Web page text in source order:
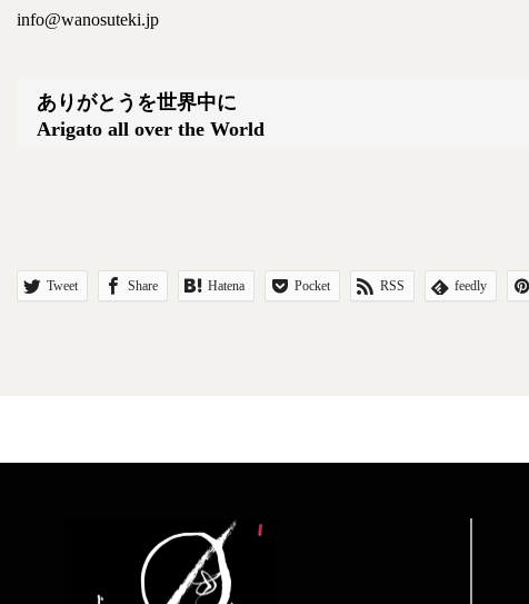
info@wanosuteki.jp
ありがとうを世界中に
Arigato all over the World
Tweet Share Hatena Pocket RSS feedly